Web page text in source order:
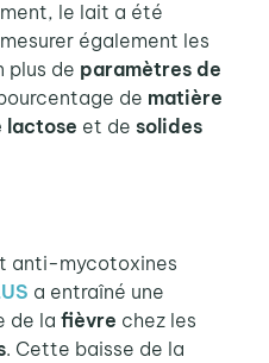
le lait a été
également les
plus de paramètres de
de matière
lactose et de solides
anti-mycotoxines
a entraîné une
de la fièvre chez les
. Cette baisse de la